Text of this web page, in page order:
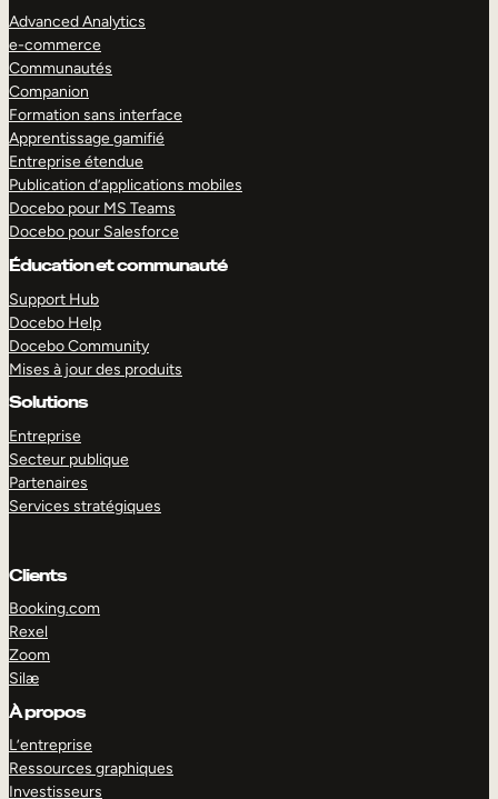
Advanced Analytics
e-commerce
Communautés
Companion
Formation sans interface
Apprentissage gamifié
Entreprise étendue
Publication d’applications mobiles
Docebo pour MS Teams
Docebo pour Salesforce
Éducation et communauté
Support Hub
Docebo Help
Docebo Community
Mises à jour des produits
Solutions
Entreprise
Secteur publique
Partenaires
Services stratégiques
Clients
Booking.com
Rexel
Zoom
Silæ
À propos
L’entreprise
Ressources graphiques
Investisseurs